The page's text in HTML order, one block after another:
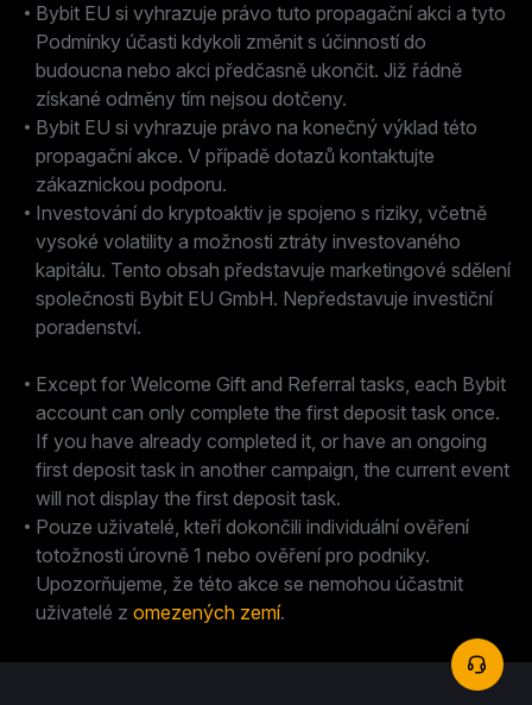
Bybit EU si vyhrazuje právo tuto propagační akci a tyto
Podmínky účasti kdykoli změnit s účinností do
budoucna nebo akci předčasně ukončit. Již řádně
získané odměny tím nejsou dotčeny.
Bybit EU si vyhrazuje právo na konečný výklad této
propagační akce. V případě dotazů kontaktujte
zákaznickou podporu.
Investování do kryptoaktiv je spojeno s riziky, včetně
vysoké volatility a možnosti ztráty investovaného
kapitálu. Tento obsah představuje marketingové sdělení
společnosti Bybit EU GmbH. Nepředstavuje investiční
poradenství.
Except for Welcome Gift and Referral tasks, each Bybit
account can only complete the first deposit task once.
If you have already completed it, or have an ongoing
first deposit task in another campaign, the current event
will not display the first deposit task.
Pouze uživatelé, kteří dokončili individuální ověření
totožnosti úrovně 1 nebo ověření pro podniky.
Upozorňujeme, že této akce se nemohou účastnit
uživatelé z omezených zemí.